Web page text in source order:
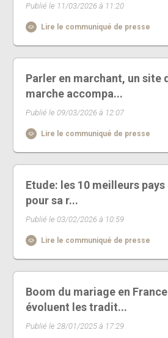
Publié le 11/03/2026 à 11:20
Lire le communiqué de presse
Parler en marchant, un site
marche accompa...
Publié le 09/03/2026 à 12:07
Lire le communiqué de presse
Etude: les 10 meilleurs pays
pour sa r...
Publié le 03/02/2026 à 10:59
Lire le communiqué de presse
Boom du mariage en
évoluent les tradit...
Publié le 28/01/2025 à 17:29